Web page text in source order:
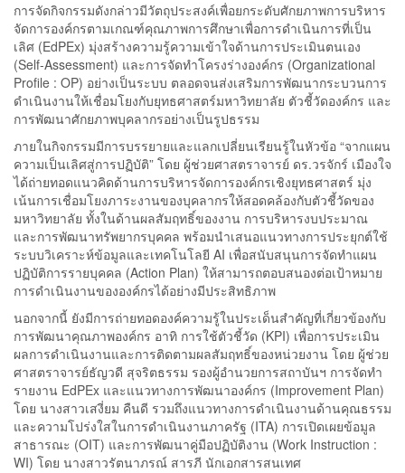
การจัดกิจกรรมดังกล่าวมีวัตถุประสงค์เพื่อยกระดับศักยภาพการบริหาร
จัดการองค์กรตามเกณฑ์คุณภาพการศึกษาเพื่อการดำเนินการที่เป็น
เลิศ (EdPEx) มุ่งสร้างความรู้ความเข้าใจด้านการประเมินตนเอง
(Self-Assessment) และการจัดทำโครงร่างองค์กร (Organizational
Profile : OP) อย่างเป็นระบบ ตลอดจนส่งเสริมการพัฒนากระบวนการ
ดำเนินงานให้เชื่อมโยงกับยุทธศาสตร์มหาวิทยาลัย ตัวชี้วัดองค์กร และ
การพัฒนาศักยภาพบุคลากรอย่างเป็นรูปธรรม
ภายในกิจกรรมมีการบรรยายและแลกเปลี่ยนเรียนรู้ในหัวข้อ “จากแผน
ความเป็นเลิศสู่การปฏิบัติ” โดย ผู้ช่วยศาสตราจารย์ ดร.วรจักร์ เมืองใจ
ได้ถ่ายทอดแนวคิดด้านการบริหารจัดการองค์กรเชิงยุทธศาสตร์ มุ่ง
เน้นการเชื่อมโยงภาระงานของบุคลากรให้สอดคล้องกับตัวชี้วัดของ
มหาวิทยาลัย ทั้งในด้านผลสัมฤทธิ์ของงาน การบริหารงบประมาณ
และการพัฒนาทรัพยากรบุคคล พร้อมนำเสนอแนวทางการประยุกต์ใช้
ระบบวิเคราะห์ข้อมูลและเทคโนโลยี AI เพื่อสนับสนุนการจัดทำแผน
ปฏิบัติการรายบุคคล (Action Plan) ให้สามารถตอบสนองต่อเป้าหมาย
การดำเนินงานขององค์กรได้อย่างมีประสิทธิภาพ
นอกจากนี้ ยังมีการถ่ายทอดองค์ความรู้ในประเด็นสำคัญที่เกี่ยวข้องกับ
การพัฒนาคุณภาพองค์กร อาทิ การใช้ตัวชี้วัด (KPI) เพื่อการประเมิน
ผลการดำเนินงานและการติดตามผลสัมฤทธิ์ของหน่วยงาน โดย ผู้ช่วย
ศาสตราจารย์ธัญวดี สุจริตธรรม รองผู้อำนวยการสถาบันฯ การจัดทำ
รายงาน EdPEx และแนวทางการพัฒนาองค์กร (Improvement Plan)
โดย นางสาวเสงี่ยม คืนดี รวมถึงแนวทางการดำเนินงานด้านคุณธรรม
และความโปร่งใสในการดำเนินงานภาครัฐ (ITA) การเปิดเผยข้อมูล
สาธารณะ (OIT) และการพัฒนาคู่มือปฏิบัติงาน (Work Instruction :
WI) โดย นางสาวรัตนาภรณ์ สารภี นักเอกสารสนเทศ